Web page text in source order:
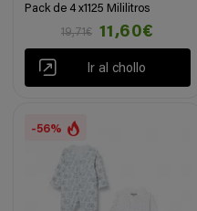
Pack de 4 x1125 Mililitros
19,71€
11,60€
Ir al chollo
-56%